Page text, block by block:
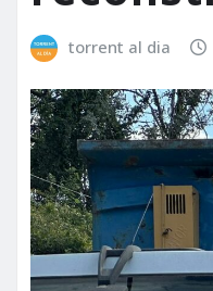
torrent al dia